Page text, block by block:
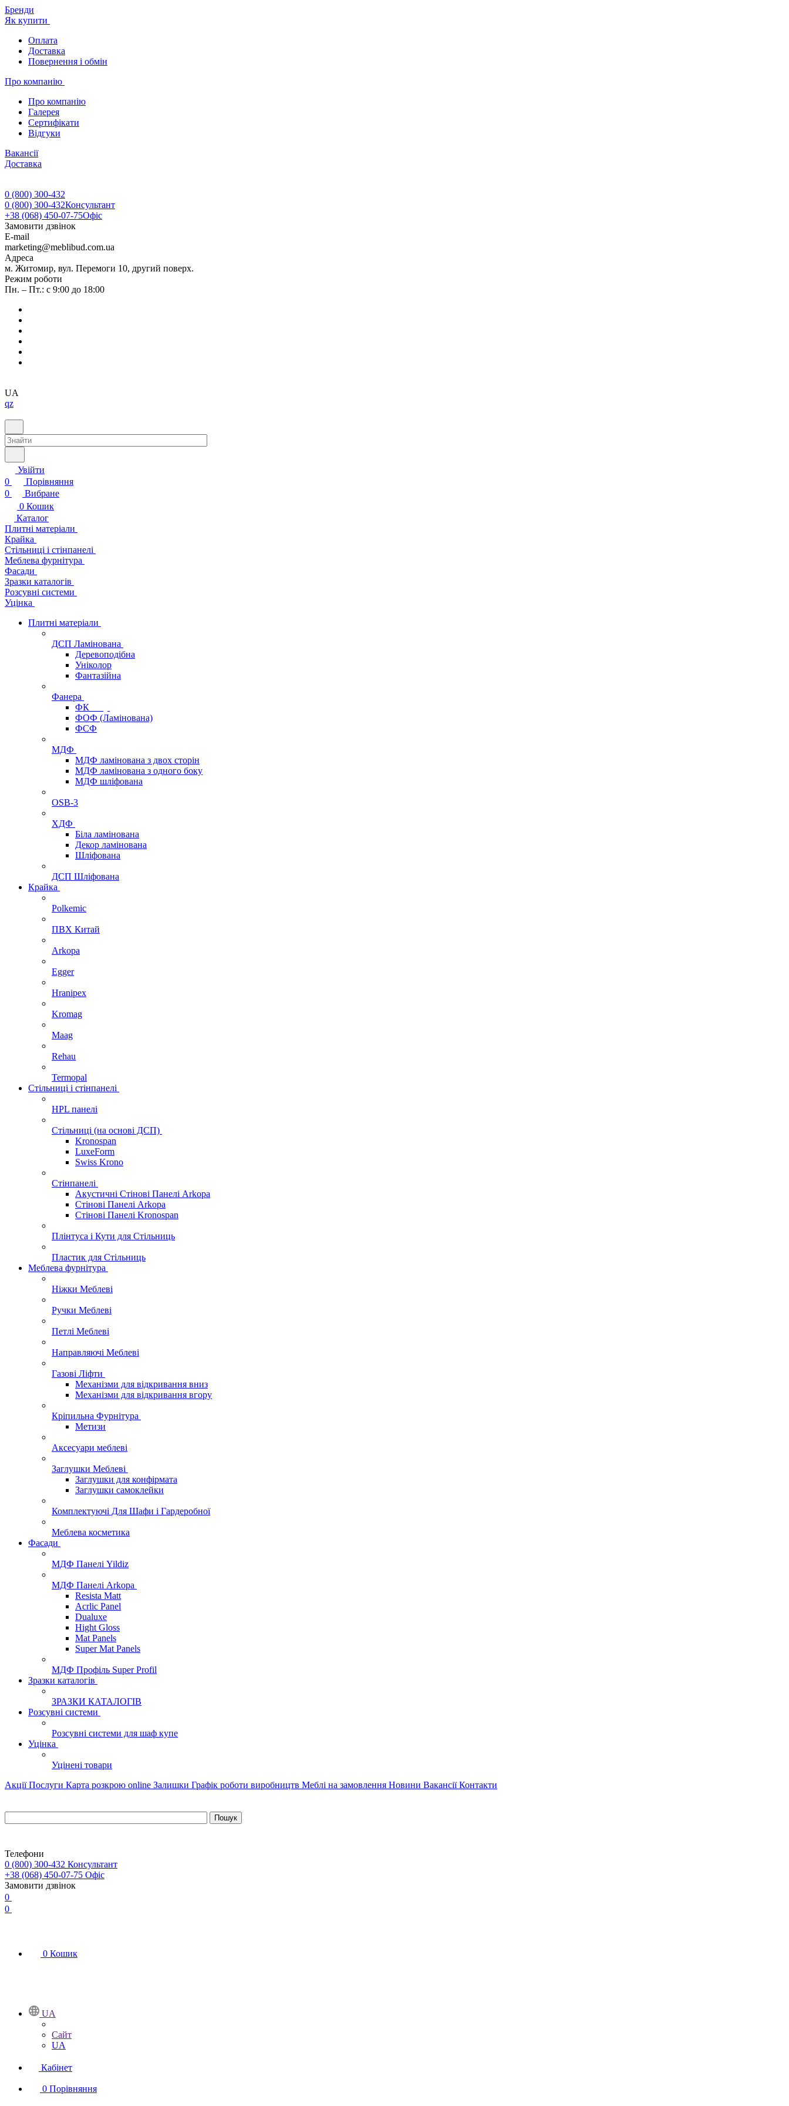
Бренди
Як купити
Оплата
Доставка
Повернення і обмін
Про компанію
Про компанію
Галерея
Сертифікати
Відгуки
Вакансії
Доставка
0 (800) 300-432
0 (800) 300-432Консультант
+38 (068) 450-07-75Офіс
Замовити дзвінок
E-mail
marketing@meblibud.com.ua
Адреса
м. Житомир, вул. Перемоги 10, другий поверх.
Режим роботи
Пн. – Пт.: с 9:00 до 18:00
UA
qz
Увійти
0
Порівняння
0
Вибране
0 Кошик
Каталог
Плитні матеріали
Крайка
Стільниці і стінпанелі
Меблева фурнітура
Фасади
Зразки каталогів
Розсувні системи
Уцінка
Плитні матеріали
ДСП Ламінована
Деревоподібна
Уніколор
Фантазійна
Фанера
ФК
ФОФ (Ламінована)
ФСФ
МДФ
МДФ ламінована з двох сторін
МДФ ламінована з одного боку
МДФ шліфована
OSB-3
ХДФ
Біла ламінована
Декор ламінована
Шліфована
ДСП Шліфована
Крайка
Polkemic
ПВХ Китай
Arkopa
Egger
Hranipex
Kromag
Maag
Rehau
Termopal
Стільниці і стінпанелі
HPL панелі
Стільниці (на основі ДСП)
Kronospan
LuxeForm
Swiss Krono
Стінпанелі
Акустичні Стінові Панелі Аrkopa
Стінові Панелі Arkopa
Стінові Панелі Kronospan
Плінтуса і Кути для Стільниць
Пластик для Стільниць
Меблева фурнітура
Ніжки Меблеві
Ручки Меблеві
Петлі Меблеві
Направляючі Меблеві
Газові Ліфти
Механізми для відкривання вниз
Механізми для відкривання вгору
Кріпильна Фурнітура
Метизи
Аксесуари меблеві
Заглушки Меблеві
Заглушки для конфірмата
Заглушки самоклейки
Комплектуючі Для Шафи і Гардеробної
Меблева косметика
Фасади
МДФ Панелі Yildiz
МДФ Панелі Arkopa
Resista Matt
Acrlic Panel
Dualuxe
Hight Gloss
Mat Panels
Super Mat Panels
МДФ Профіль Super Profil
Зразки каталогів
ЗРАЗКИ КАТАЛОГІВ
Розсувні системи
Розсувні системи для шаф купе
Уцінка
Уцінені товари
Акції Послуги Карта розкрою online Залишки Графік роботи виробництв Меблі на замовлення Новини Вакансії Контакти
Телефони
0 (800) 300-432 Консультант
+38 (068) 450-07-75 Офіс
Замовити дзвінок
0
0
0 Кошик
UA
Сайт
UA
Кабінет
0 Порівняння